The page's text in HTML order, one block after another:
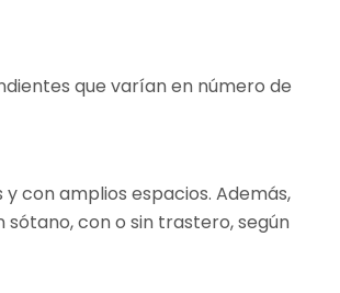
que varían en número de
con amplios espacios. Además,
con o sin trastero, según